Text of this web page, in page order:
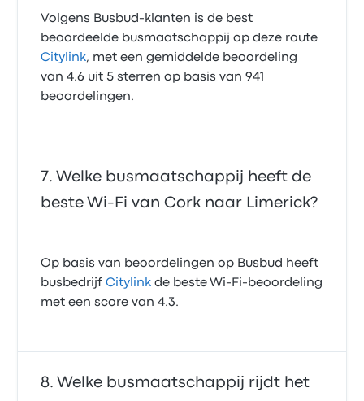
Volgens Busbud-klanten is de best
beoordeelde busmaatschappij op deze route
Citylink, met een gemiddelde beoordeling
van 4.6 uit 5 sterren op basis van 941
beoordelingen.
Welke busmaatschappij heeft de
beste Wi‑Fi van Cork naar Limerick?
Op basis van beoordelingen op Busbud heeft
busbedrijfCitylink de beste Wi-Fi-beoordeling
met een score van 4.3.
Welke busmaatschappij rijdt het